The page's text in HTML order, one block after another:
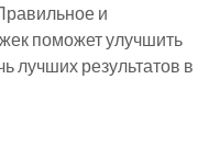
и
поможет улучшить
лучших результатов в